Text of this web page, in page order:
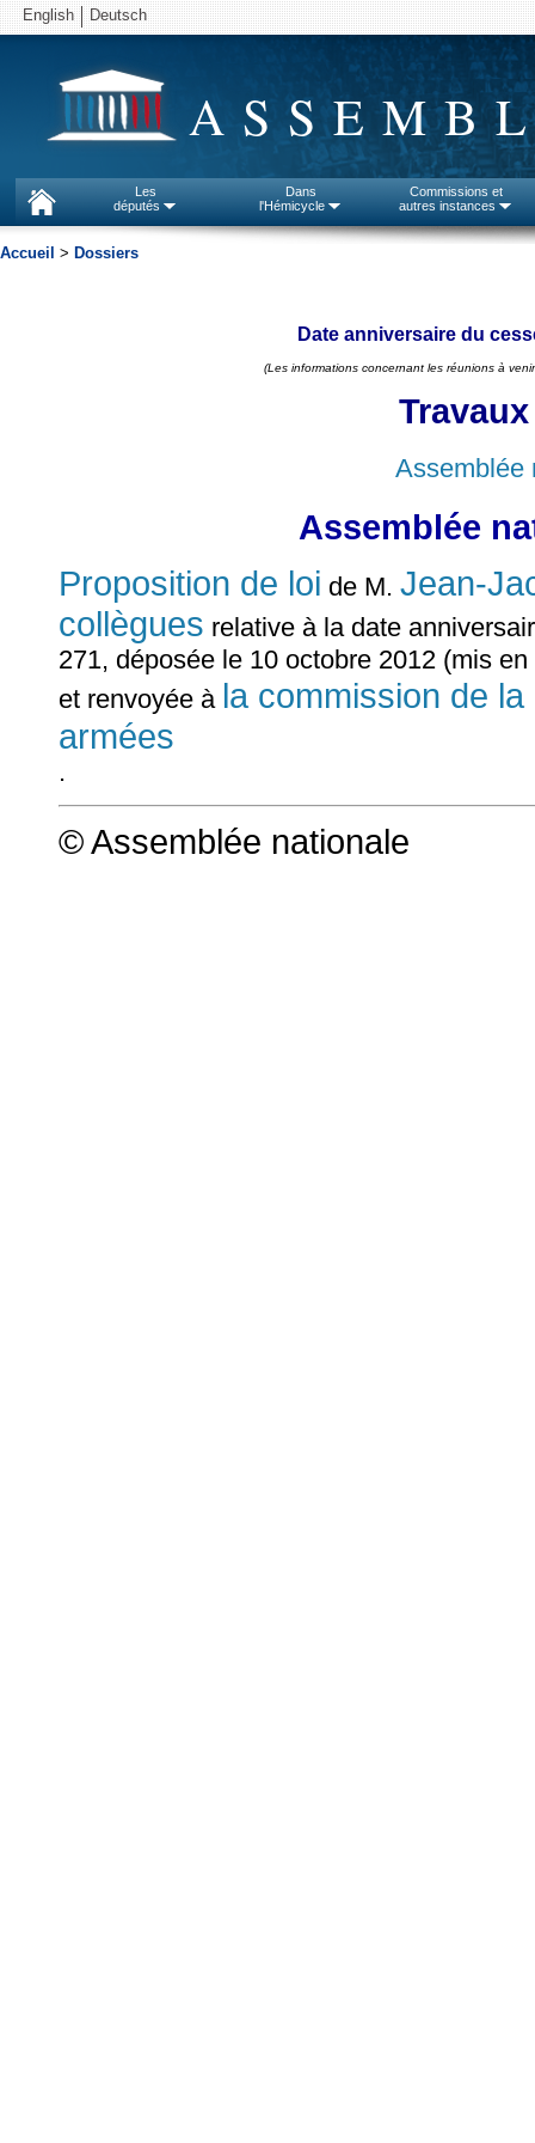
English Deutsch
Les
députés
Dans
l'Hémicycle
Commissions et
autres instances
Accueil > Dossiers
Date anniversaire du
(Les informations concernant les réunions à
Assemblée
Assemblée
Proposition de loi de M. Jean-
collègues relative à la date
271, déposée le 10 octobre 2012 (mis
et renvoyée à la commission de
armées
.
© Assemblée nationale